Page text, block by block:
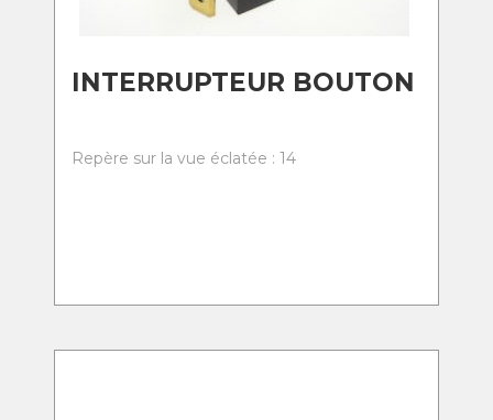
INTERRUPTEUR BOUTON
Repère sur la vue éclatée : 14